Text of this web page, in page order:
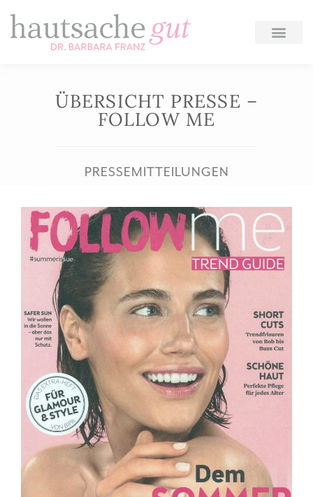
Zum
ÜBERSICHT PRESSE –
FOLLOW ME
PRESSEMITTEILUNGEN